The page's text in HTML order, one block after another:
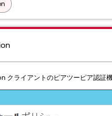
ライアントのピアツーピア認証機